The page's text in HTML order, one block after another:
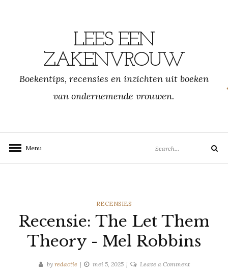
LEES EEN
ZAKENVROUW
Boekentips, recensies en inzichten uit boeken
van ondernemende vrouwen.
Menu
for:
Search
CATEGORIES
RECENSIES
Recensie: The Let Them
Theory - Mel Robbins
by redactie mei 5, 2025 Leave a Commenton